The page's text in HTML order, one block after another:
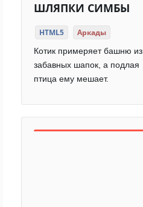
ШЛЯПКИ СИМБЫ
HTML5 Аркады
Котик примеряет башню из
забавных шапок, а подлая
птица ему мешает.